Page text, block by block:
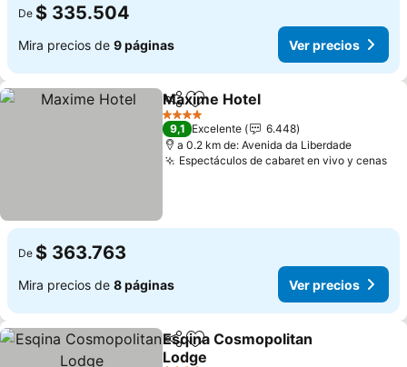
De $ 335.504
Mira precios de 9 páginas Ver precios
CompartirAgregar a favoritos
Maxime Hotel
4 Estrellas
9,1 Excelente
6.448
a 0.2 km de: Avenida da Liberdade
Espectáculos de cabaret en vivo y cenas
De $ 363.763
Mira precios de 8 páginas Ver precios
CompartirAgregar a favoritos
Esqina Cosmopolitan
Lodge